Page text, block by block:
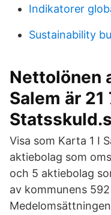
Indikatorer
Sustainability
Nettolönen
Salem är
Visa som Karta 1 I
aktiebolag som
och 5 aktiebolag
av kommunens